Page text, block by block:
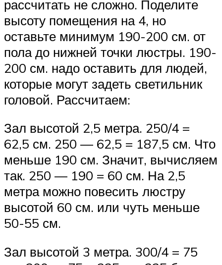
рассчитать не сложно. Поделите
высоту помещения на 4, но
оставьте минимум 190-200 см. от
пола до нижней точки люстры. 190-
200 см. надо оставить для людей,
которые могут задеть светильник
головой. Рассчитаем:
Зал высотой 2,5 метра. 250/4 =
62,5 см. 250 — 62,5 = 187,5 см. Что
меньше 190 см. Значит, вычисляем
так. 250 — 190 = 60 см. На 2,5
метра можно повесить люстру
высотой 60 см. или чуть меньше
50-55 см.
Зал высотой 3 метра. 300/4 = 75